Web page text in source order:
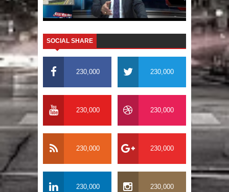
SOCIAL SHARE
230,000 230,000
230,000 230,000
230,000 230,000
230,000 230,000